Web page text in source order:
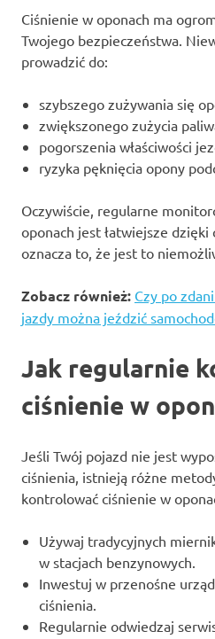
Ciśnienie w oponach ma
Twojego bezpieczeństwa.
prowadzić do:
szybszego zużywania się
zwiększonego zużycia
pogorszenia właściwości
ryzyka pęknięcia opony
Oczywiście, regularne
oponach jest łatwiejsze dzięki
oznacza to, że jest to
Zobacz również: Czy po
jazdy można jeździć
Jak regularnie
ciśnienie w
Jeśli Twój pojazd nie jest
ciśnienia, istnieją różne
kontrolować ciśnienie w
Używaj tradycyjnych
w stacjach benzynowych.
Inwestuj w przenośne
ciśnienia.
Regularnie odwiedzaj